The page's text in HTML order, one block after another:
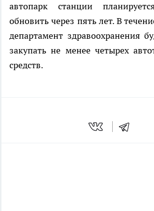
автопарк станции
обновить через пять лет. В
департамент здравоохранения
закупать не менее четырех
средств.